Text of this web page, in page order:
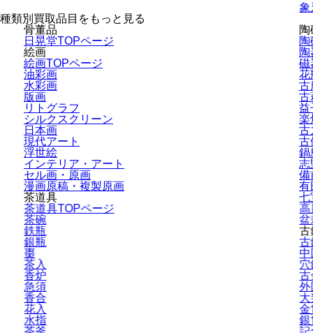
象
種類別買取品目をもっと見る
骨董品
日晃堂TOPページ
絵画
絵画TOPページ
油彩画
水彩画
版画
リトグラフ
シルクスクリーン
日本画
現代アート
浮世絵
インテリア・ アート
セル画・原画
漫画原稿・複製原画
茶道具
茶道具TOPページ
茶碗
鉄瓶
銀瓶
棗
茶入
香炉
急須
香合
花入
水指
磁
花
古
古
益
楽
古
古
鍋
志
備
有
七
高
盆
古
古
中
穴
古
外
大
金
銀